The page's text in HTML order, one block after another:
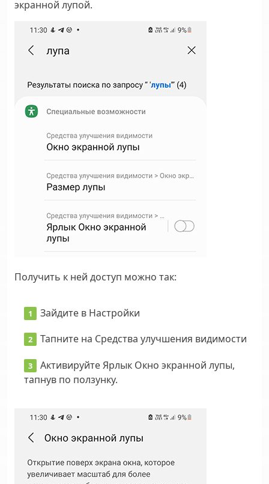
экранной лупой.
Получить к ней доступ можно так:
Зайдите в Настройки
Тапните на Средства улучшения видимости
АктивируйтеЯрлык Окно экранной лупы,
тапнув по ползунку.